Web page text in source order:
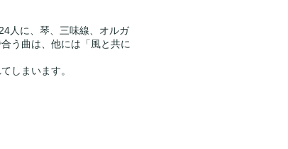
人に、琴、三味線、オルガ
う曲は、他には「風と共に
しまいます。